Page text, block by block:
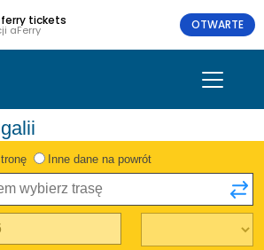
tickets
aFerry OTWARTE
Inne dane na powrót